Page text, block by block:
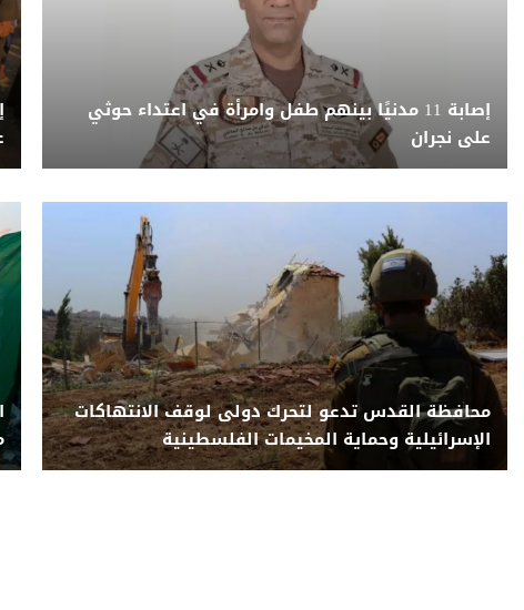
إصابة 11 مدنيًا بينهم طفل وامرأة في اعتداء حوثي
على نجران
محافظة القدس تدعو لتحرك دولى لوقف الانتهاكات
الإسرائيلية وحماية المخيمات الفلسطينية